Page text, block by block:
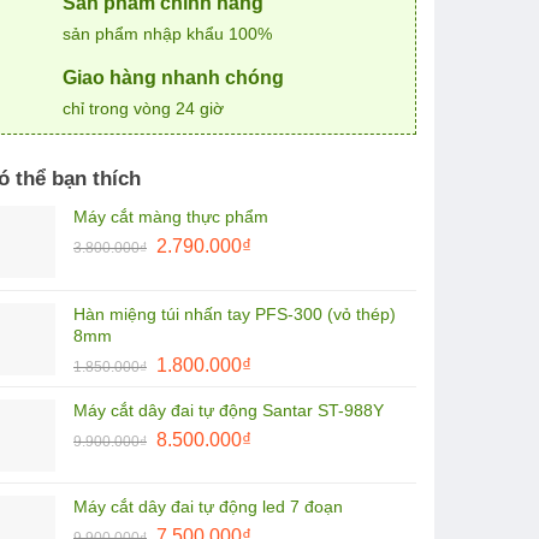
sản phẩm nhập khẩu 100%
Giao hàng nhanh chóng
chỉ trong vòng 24 giờ
thể bạn thích
Máy cắt màng thực phẩm
3.800.000₫
Giá
3.800.000₫.
2.790.000₫Giá
là:
Hàn miệng túi nhấn tay PFS-300 (vỏ thép)
8mm
1.850.000₫
Giá
là:
1.850.000₫.
1.800.000₫Giá
tại
là:
Máy cắt dây đai tự động Santar ST-988Y
9.900.000₫ Giá
9.900.000₫.
8.500.000₫Giá
là:
Máy cắt dây đai tự động led 7 đoạn